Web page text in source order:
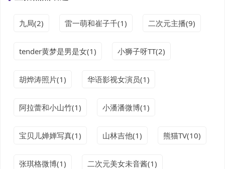
九局(2) 雷一萌和崔子千(1) 二次元主播(9)
tender黄梦是男是女(1) 小狮子呀TT(2)
胡烨涛照片(1) 华语影视女演员(1)
阿拉蕾和小山竹(1) 小潘潘微博(1)
宝贝儿婵婵写真(1) 山林吉他(1) 熊猫TV(10)
张琪格微博(1) 二次元美女未音酱(1)